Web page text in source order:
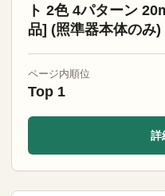
ト 2色 4パターン
品] (照準器本体のみ)
ページ内順位
Top 1
詳